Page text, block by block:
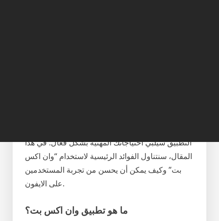
التطبيق سيلبي احتياجاتك المهنية بشكل فعال. في هذا
المقال، سنتناول الفوائد الرئيسية لاستخدام “وان اكس
بت” وكيف يمكن أن يحسن من تجربة المستخدمين
على الايفون.
ما هو تطبيق وان اكس بت؟